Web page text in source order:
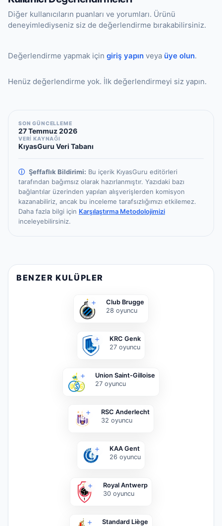
Diğer kullanıcıların puanları ve yorumları. Ürünü
deneyimlediyseniz siz de değerlendirme bırakabilirsiniz.
Değerlendirme yapmak için giriş yapın veya üye olun.
Henüz değerlendirme yok. İlk değerlendirmeyi siz yapın.
SON GÜNCELLEME
27 Temmuz 2026
VERİ KAYNAĞI
KıyasGuru Veri Tabanı
ⓘ Şeffaflık Bildirimi: Bu içerik KıyasGuru editörleri
tarafından bağımsız olarak hazırlanmıştır. Yazıdaki bazı
bağlantılar üzerinden yapılan alışverişlerden komisyon
kazanabiliriz, ancak bu inceleme tarafsızlığımızı etkilemez.
Daha fazla bilgi için Karşılaştırma Metodolojimizi
inceleyebilirsiniz.
BENZER KULÜPLER
Club Brugge
28 oyuncu
KRC Genk
27 oyuncu
Union Saint-Gilloise
27 oyuncu
RSC Anderlecht
32 oyuncu
KAA Gent
26 oyuncu
Royal Antwerp
30oyuncu
Standard Liège